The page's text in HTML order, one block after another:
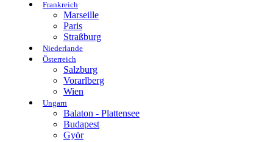
Frankreich
Marseille
Paris
Straßburg
Niederlande
Österreich
Salzburg
Vorarlberg
Wien
Ungarn
Balaton - Plattensee
Budapest
Györ